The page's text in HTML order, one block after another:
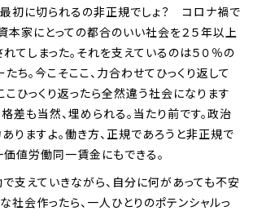
最初に切られるの非正規でしょ？ コロナ禍で
本家にとっての都合のいい社会を２５年以上
てしまった。それを支えているのは５０％の
ち。今こそここ、力合わせてひっくり返して
こひっくり返ったら全然違う社会になります
差も当然、埋められる。当たり前です。政治
りますよ。働き方、正規であろうと非正規で
値労働同一賃金にもできる。
支えていきながら、自分に何があっても不安
社会作ったら、一人ひとりのポテンシャルっ